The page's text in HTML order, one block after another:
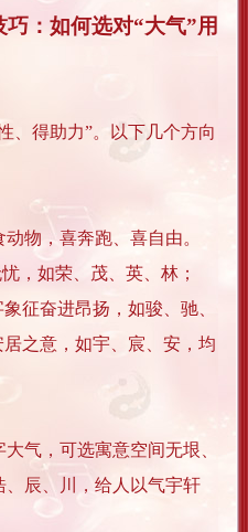
：如何选对“大气”用
、得助力”。以下几个方向
物，喜奔跑、喜自由。
，如荣、茂、英、林；
征奋进昂扬，如骏、驰、
之意，如宇、宸、安，均
气，可选寓意空间无垠、
辰、川，给人以气宇轩